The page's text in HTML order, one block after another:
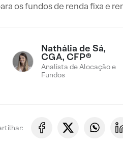
os fundos de renda fixa e
Nathália de Sá,
CGA, CFP®
Analista de Alocação e
Fundos